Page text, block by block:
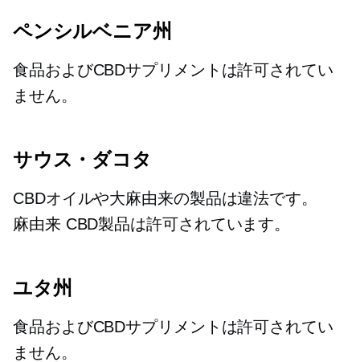
ペンシルベニア州
食品およびCBDサプリメントは許可されてい
ません。
サウス・ダコタ
CBDオイルや大麻由来の製品は違法です。
麻由来CBD製品は許可されています。
ユタ州
食品およびCBDサプリメントは許可されてい
ません。